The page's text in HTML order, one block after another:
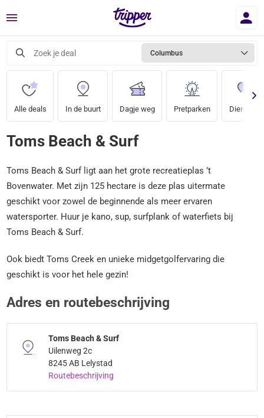
Menu
Zoek je deal Columbus
Alle deals In de buurt Dagje weg Pretparken Dierentuin
Toms Beach & Surf
Toms Beach & Surf ligt aan het grote recreatieplas ’t
Bovenwater. Met zijn 125 hectare is deze plas uitermate
geschikt voor zowel de beginnende als meer ervaren
watersporter. Huur je kano, sup, surfplank of waterfiets bij
Toms Beach & Surf.
Ook biedt Toms Creek en unieke midgetgolfervaring die
geschikt is voor het hele gezin!
Adres en routebeschrijving
Toms Beach & Surf
Uilenweg 2c
8245 AB Lelystad
Routebeschrijving